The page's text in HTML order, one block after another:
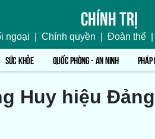
Chính trị
ngoại Chính quyền Đoàn thể
SỨC KHỎE QUỐC PHÒNG - AN NINH
Huy hiệu